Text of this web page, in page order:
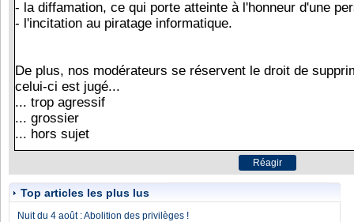
Top articles les plus lus
Nuit du 4 août : Abolition des privilèges !